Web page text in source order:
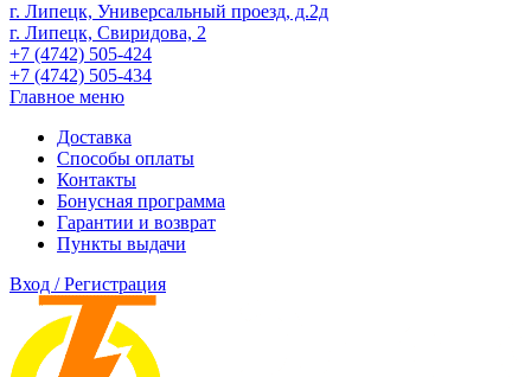
г. Липецк, Универсальный проезд, д.2д
г. Липецк, Свиридова, 2
+7 (4742) 505-424
+7 (4742) 505-434
Главное меню
Доставка
Способы оплаты
Контакты
Бонусная программа
Гарантии и возврат
Пункты выдачи
Вход / Регистрация